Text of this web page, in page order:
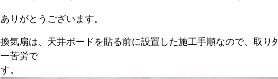
ありがとうございます。
換気扇は、天井ボードを貼る前に設置した施工手順なので、取り
一苦労で
す。